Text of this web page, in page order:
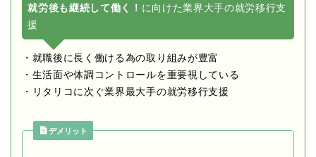
就労後も継続して働く！ に向けた業界大手の就労移行支
援
・就職後に長く働ける為の取り組みが豊富
・生活面や体調コントロールを重要視している
・リタリコに次ぐ業界最大手の就労移行支援
デメリット